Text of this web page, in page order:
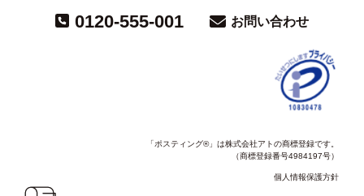
0120-555-001 お問い合わせ
「ポスティング®」は株式会社アトの商標登録です。
（商標登録番号4984197号）
個人情報保護方針